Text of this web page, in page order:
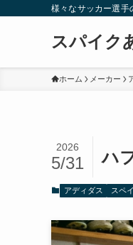
様々なサッカー選手
スパイク
ホーム メーカー
ハ
2026
5/31
アディダス スペ